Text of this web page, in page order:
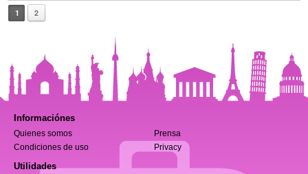
1 2
Informaciónes
Quienes somos
Prensa
Condiciones de uso
Privacy
Utilidades